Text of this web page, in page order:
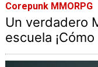
Corepunk MMORPG
Un verdadero
escuela